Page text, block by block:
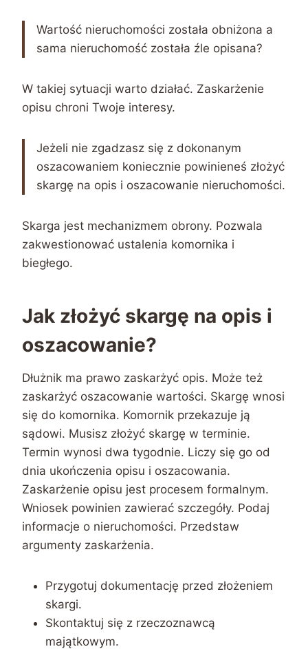
Wartość nieruchomości została obniżona a
sama nieruchomość została źle opisana?
W takiej sytuacji warto działać. Zaskarżenie
opisu chroni Twoje interesy.
Jeżeli nie zgadzasz się z dokonanym
oszacowaniem koniecznie powinieneś złożyć
skargę na opis i oszacowanie nieruchomości.
Skarga jest mechanizmem obrony. Pozwala
zakwestionować ustalenia komornika i
biegłego.
Jak złożyć skargę na opis i
oszacowanie?
Dłużnik ma prawo zaskarżyć opis. Może też
zaskarżyć oszacowanie wartości. Skargę wnosi
się do komornika. Komornik przekazuje ją
sądowi. Musisz złożyć skargę w terminie.
Termin wynosi dwa tygodnie. Liczy się go od
dnia ukończenia opisu i oszacowania.
Zaskarżenie opisu jest procesem formalnym.
Wniosek powinien zawierać szczegóły. Podaj
informacje o nieruchomości. Przedstaw
argumenty zaskarżenia.
Przygotuj dokumentację przed złożeniem
skargi.
Skontaktuj się z rzeczoznawcą
majątkowym.